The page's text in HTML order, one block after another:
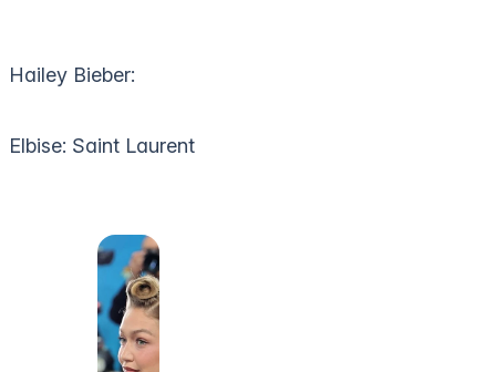
Hailey Bieber:
Elbise: Saint Laurent